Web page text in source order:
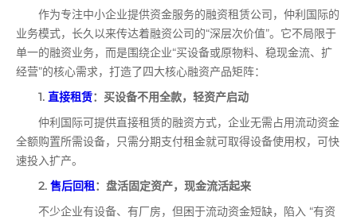
作为专注中小企业提供资金服务的融资租赁公司，仲利国际的
业务模式，长久以来传达着融资公司的“深层次价值”。它不局限于
单一的融资业务，而是围绕企业“买设备或原物料、稳现金流、扩
经营”的核心需求，打造了四大核心融资产品矩阵：
1. 直接租赁：买设备不用全款，轻资产启动
仲利国际可提供直接租赁的融资方式，企业无需占用流动资金
全额购置所需设备，只需分期支付租金就可取得设备使用权，可快
速投入扩产。
2. 售后回租：盘活固定资产，现金流活起来
不少企业有设备、有厂房，但困于流动资金短缺，陷入 “有资